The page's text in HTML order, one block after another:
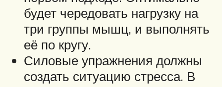
будет чередовать нагрузку на
три группы мышц, и выполнять
её по кругу.
Силовые упражнения должны
создать ситуацию стресса. В